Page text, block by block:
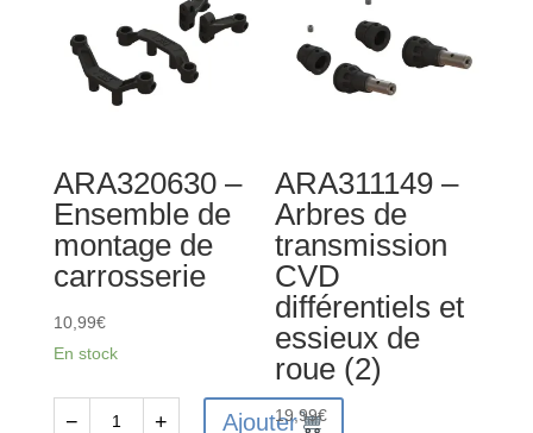
ARA320630 –
Ensemble de
montage de
carrosserie
10,99€
En stock
− + Ajouter
ARA311149 –
Arbres de
transmission
CVD
différentiels et
essieux de
roue (2)
19,99€